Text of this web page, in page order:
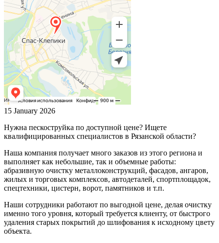
15 January 2026
Нужна пескоструйка по доступной цене? Ищете
квалифицированных специалистов в Рязанской области?
Наша компания получает много заказов из этого региона и
выполняет как небольшие, так и объемные работы:
абразивную очистку металлоконструкций, фасадов, ангаров,
жилых и торговых комплексов, автодеталей, спортплощадок,
спецтехники, цистерн, ворот, памятников и т.п.
Наши сотрудники работают по выгодной цене, делая очистку
именно того уровня, который требуется клиенту, от быстрого
удаления старых покрытий до шлифования к исходному цвету
объекта.